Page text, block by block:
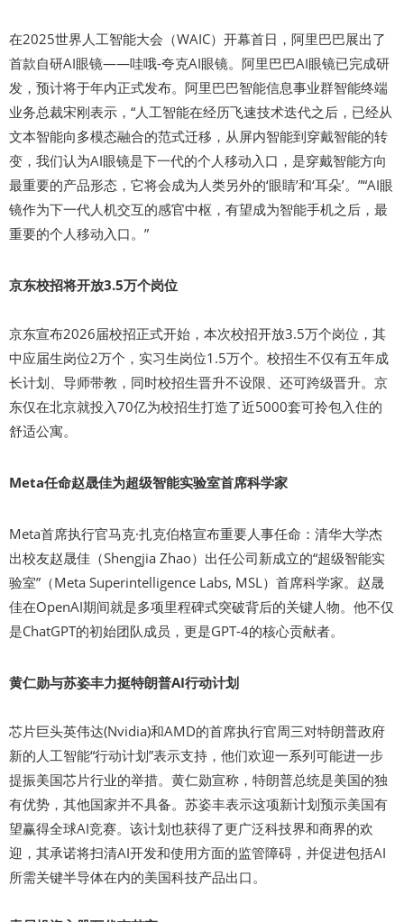
在2025世界人工智能大会（WAIC）开幕首日，阿里巴巴展出了
首款自研AI眼镜——哇哦-夸克AI眼镜。阿里巴巴AI眼镜已完成研
发，预计将于年内正式发布。阿里巴巴智能信息事业群智能终端
业务总裁宋刚表示，“人工智能在经历飞速技术迭代之后，已经从
文本智能向多模态融合的范式迁移，从屏内智能到穿戴智能的转
变，我们认为AI眼镜是下一代的个人移动入口，是穿戴智能方向
最重要的产品形态，它将会成为人类另外的‘眼睛’和‘耳朵’。”“AI眼
镜作为下一代人机交互的感官中枢，有望成为智能手机之后，最
重要的个人移动入口。”
京东校招将开放3.5万个岗位
京东宣布2026届校招正式开始，本次校招开放3.5万个岗位，其
中应届生岗位2万个，实习生岗位1.5万个。校招生不仅有五年成
长计划、导师带教，同时校招生晋升不设限、还可跨级晋升。京
东仅在北京就投入70亿为校招生打造了近5000套可拎包入住的
舒适公寓。
Meta任命赵晟佳为超级智能实验室首席科学家
Meta首席执行官马克·扎克伯格宣布重要人事任命：清华大学杰
出校友赵晟佳（Shengjia Zhao）出任公司新成立的“超级智能实
验室”（Meta Superintelligence Labs, MSL）首席科学家。赵晟
佳在OpenAI期间就是多项里程碑式突破背后的关键人物。他不仅
是ChatGPT的初始团队成员，更是GPT-4的核心贡献者。
黄仁勋与苏姿丰力挺特朗普AI行动计划
芯片巨头英伟达(Nvidia)和AMD的首席执行官周三对特朗普政府
新的人工智能“行动计划”表示支持，他们欢迎一系列可能进一步
提振美国芯片行业的举措。黄仁勋宣称，特朗普总统是美国的独
有优势，其他国家并不具备。苏姿丰表示这项新计划预示美国有
望赢得全球AI竞赛。该计划也获得了更广泛科技界和商界的欢
迎，其承诺将扫清AI开发和使用方面的监管障碍，并促进包括AI
所需关键半导体在内的美国科技产品出口。